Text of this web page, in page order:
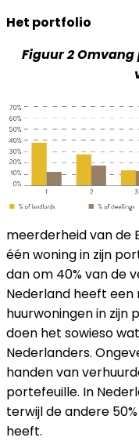
Het portfolio
Figuur 2
meerderheid van de
één woning in zijn
dan om 40% van de
Nederland heeft
huurwoningen in zijn
doen het sowieso
Nederlanders.
handen van
portefeuille. In
terwijl de andere
heeft.